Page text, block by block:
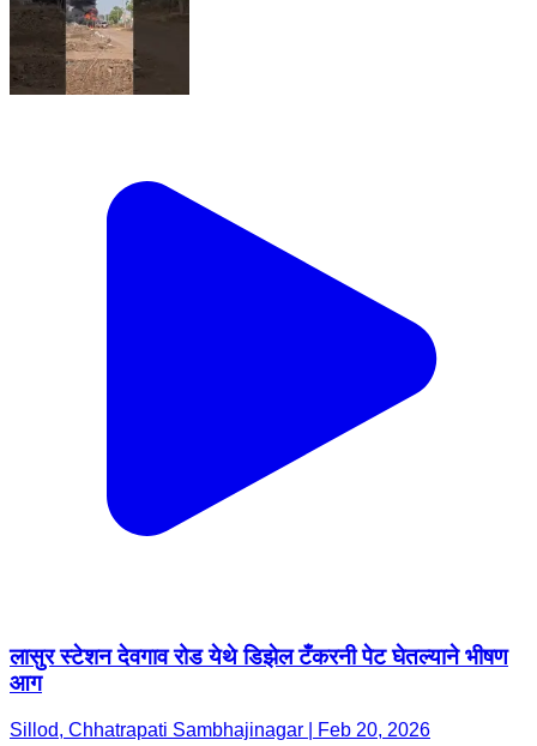
लासुर स्टेशन देवगाव रोड येथे डिझेल टँकरनी पेट घेतल्याने भीषण
आग
Sillod, Chhatrapati Sambhajinagar | Feb 20, 2026